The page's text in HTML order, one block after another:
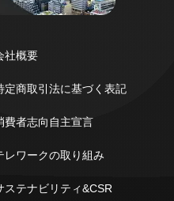
社概要
定商取引法に基づく表記
費者志向自主宣言
レワークの取り組み
ステナビリティ&CSR